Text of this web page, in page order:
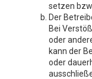
setzen
Der
Bei
oder
kann der
oder